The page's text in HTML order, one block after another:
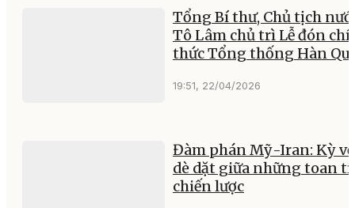
Tổng Bí thư, Chủ tịch
Tô Lâm chủ trì Lễ đón
thức Tổng thống Hàn
19:51, 22/04/2026
Đàm phán Mỹ-Iran: Kỳ
dè dặt giữa những toan
chiến lược